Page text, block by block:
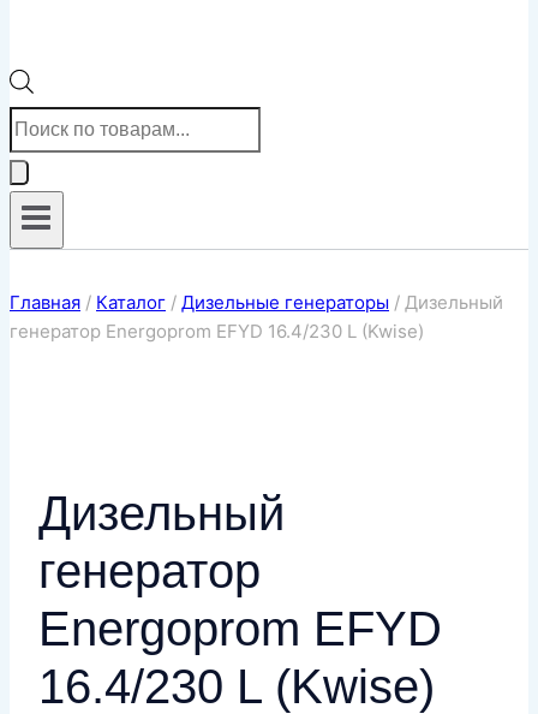
Поиск
товаров
Главная / Каталог / Дизельные генераторы / Дизельный
генератор Energoprom EFYD 16.4/230 L (Kwise)
Дизельный
генератор
Energoprom EFYD
16.4/230 L (Kwise)